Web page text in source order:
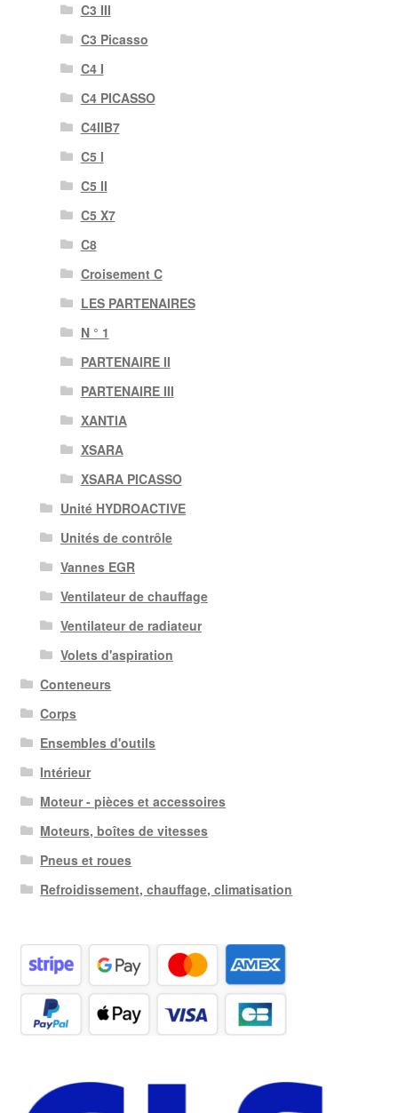
C3 III
C3 Picasso
C4 I
C4 PICASSO
C4IIB7
C5 I
C5 II
C5 X7
C8
Croisement C
LES PARTENAIRES
N ° 1
PARTENAIRE II
PARTENAIRE III
XANTIA
XSARA
XSARA PICASSO
Unité HYDROACTIVE
Unités de contrôle
Vannes EGR
Ventilateur de chauffage
Ventilateur de radiateur
Volets d'aspiration
Conteneurs
Corps
Ensembles d'outils
Intérieur
Moteur - pièces et accessoires
Moteurs, boîtes de vitesses
Pneus et roues
Refroidissement, chauffage, climatisation